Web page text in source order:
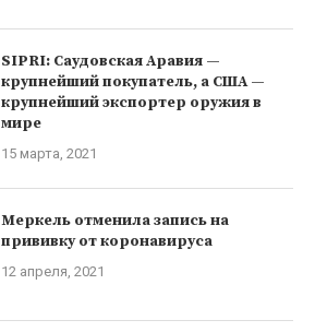
SIPRI: Саудовская Аравия —
крупнейший покупатель, а США —
крупнейший экспортер оружия в
мире
15 марта, 2021
Меркель отменила запись на
прививку от коронавируса
12 апреля, 2021